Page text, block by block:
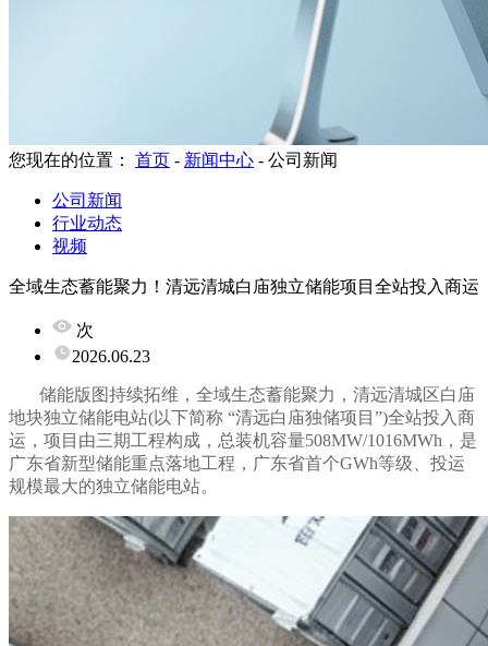
您现在的位置： 首页 - 新闻中心 - 公司新闻
公司新闻
行业动态
视频
全域生态蓄能聚力！清远清城白庙独立储能项目全站投入商运
次
2026.06.23
储能版图持续拓维，全域生态蓄能聚力，清远清城区白庙
地块独立储能电站(以下简称 “清远白庙独储项目”)全站投入商
运，项目由三期工程构成，总装机容量508MW/1016MWh，是
广东省新型储能重点落地工程，广东省首个GWh等级、投运
规模最大的独立储能电站。